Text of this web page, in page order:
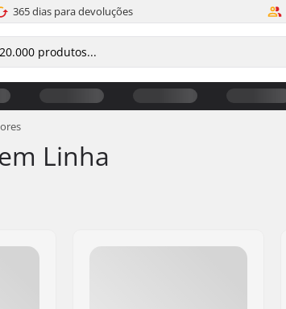
365 dias para devoluções
Linha